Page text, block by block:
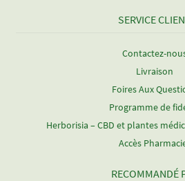
SERVICE
Contactez-
Livraison
Foires Aux
Programme de
Herborisia – CBD et plantes
Accès
RECOMMANDÉ